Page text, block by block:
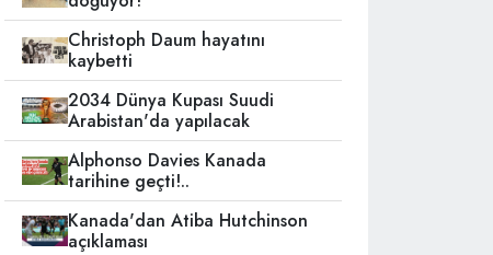
Christoph Daum hayatını
kaybetti
2034 Dünya Kupası Suudi
Arabistan'da yapılacak
Alphonso Davies Kanada
tarihine geçti!..
Kanada'dan Atiba Hutchinson
açıklaması